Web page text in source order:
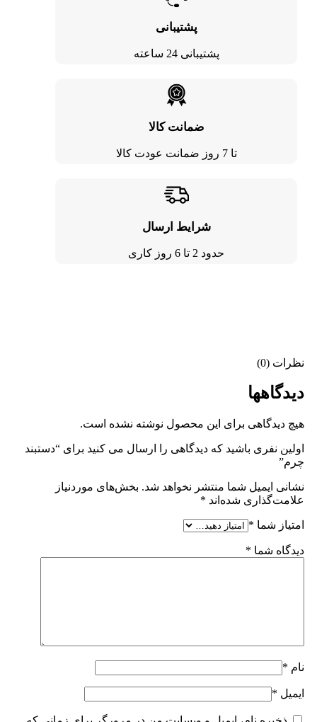
پشتیبانی
پشتیبانی 24 ساعته
ضمانت کالا
تا 7 روز ضمانت عودت کالا
شرایط ارسال
حدود 2 تا 6 روز کاری
نظرات (0)
دیدگاهها
هیچ دیدگاهی برای این محصول نوشته نشده است.
اولین نفری باشید که دیدگاهی را ارسال می کنید برای “دستبند
چرم”
نشانی ایمیل شما منتشر نخواهد شد. بخش‌های موردنیاز
علامت‌گذاری شده‌اند *
امتیاز شما *
دیدگاه شما *
نام *
ایمیل *